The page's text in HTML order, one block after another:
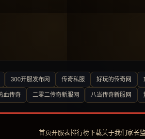
300开服发布网 传奇私服 好玩的传奇网
血传奇 二零二传奇新服网 八当传奇新服网
首页开服表排行榜下载关于我们 家长